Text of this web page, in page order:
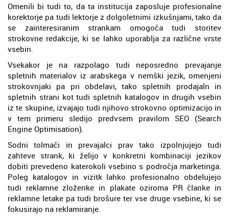
Omenili bi tudi to, da ta institucija zaposluje profesionalne
korektorje pa tudi lektorje z dolgoletnimi izkušnjami, tako da
se zainteresiranim strankam omogoča tudi storitev
strokovne redakcije, ki se lahko uporablja za različne vrste
vsebin.
Vsekakor je na razpolago tudi neposredno prevajanje
spletnih materialov iz arabskega v nemški jezik, omenjeni
strokovnjaki pa pri obdelavi, tako spletnih prodajaln in
spletnih strani kot tudi spletnih katalogov in drugih vsebin
iz te skupine, izvajajo tudi njihovo strokovno optimizacijo in
v tem primeru sledijo predvsem pravilom SEO (Search
Engine Optimisation).
Sodni tolmači in prevajalci prav tako izpolnjujejo tudi
zahteve strank, ki želijo v konkretni kombinaciji jezikov
dobiti prevedeno katerokoli vsebino s področja marketinga.
Poleg katalogov in vizitk lahko profesionalno obdelujejo
tudi reklamne zloženke in plakate oziroma PR članke in
reklamne letake pa tudi brošure ter vse druge vsebine, ki se
fokusirajo na reklamiranje.